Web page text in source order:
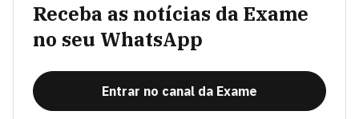
Receba as notícias da Exame
no seu WhatsApp
Entrar no canal da Exame